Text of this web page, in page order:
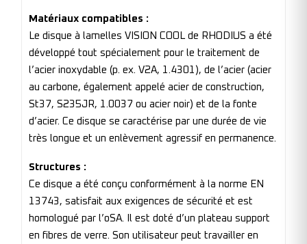
Matériaux compatibles :
Le disque à lamelles VISION COOL de RHODIUS a été
développé tout spécialement pour le traitement de
l’acier inoxydable (p. ex. V2A, 1.4301), de l’acier (acier
au carbone, également appelé acier de construction,
St37, S235JR, 1.0037 ou acier noir) et de la fonte
d’acier. Ce disque se caractérise par une durée de vie
très longue et un enlèvement agressif en permanence.
Structures :
Ce disque a été conçu conformément à la norme EN
13743, satisfait aux exigences de sécurité et est
homologué par l’oSA. Il est doté d’un plateau support
en fibres de verre. Son utilisateur peut travailler en